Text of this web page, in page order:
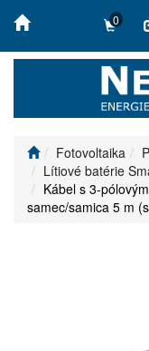
0
Fotovoltaika
Lítiové batérie
Kábel s 3-
samec/samica 5 m